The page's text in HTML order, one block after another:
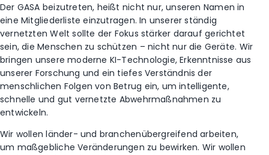
Der GASA beizutreten, heißt nicht nur, unseren Namen in
eine Mitgliederliste einzutragen. In unserer ständig
vernetzten Welt sollte der Fokus stärker darauf gerichtet
sein, die Menschen zu schützen – nicht nur die Geräte. Wir
bringen unsere moderne KI-Technologie, Erkenntnisse aus
unserer Forschung und ein tiefes Verständnis der
menschlichen Folgen von Betrug ein, um intelligente,
schnelle und gut vernetzte Abwehrmaßnahmen zu
entwickeln.
Wir wollen länder- und branchenübergreifend arbeiten,
um maßgebliche Veränderungen zu bewirken. Wir wollen